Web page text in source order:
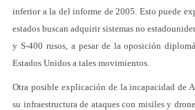
inferior a la del informe de 2005. Esto puede
estados buscan adquirir sistemas no
y S-400 rusos, a pesar de la oposición
Estados Unidos a tales movimientos.
Otra posible explicación de la incapacidad de
su infraestructura de ataques con misiles y